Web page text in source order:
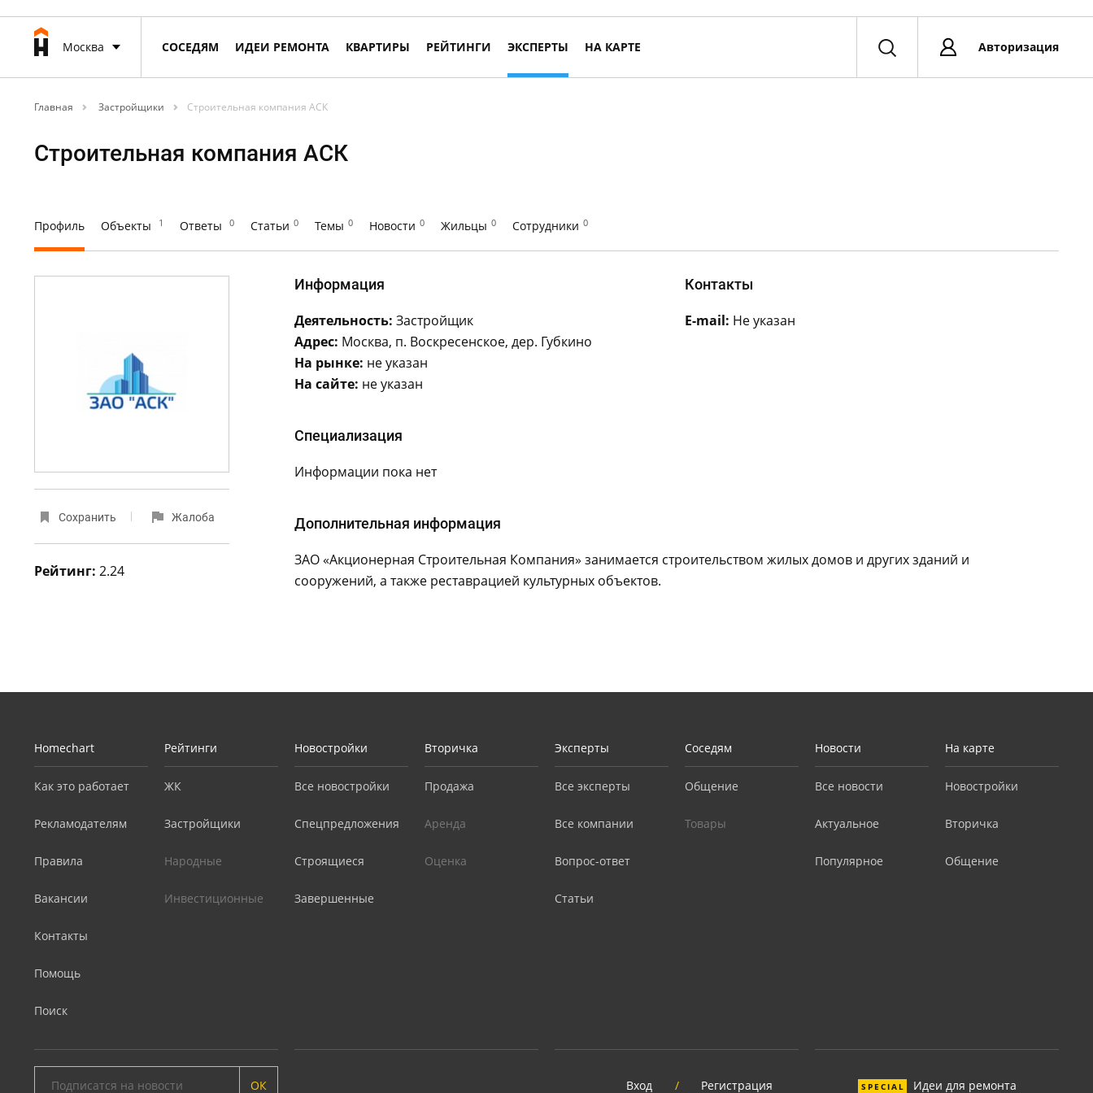
Москва СОСЕДЯМ ИДЕИ РЕМОНТА КВАРТИРЫ РЕЙТИНГИ ЭКСПЕРТЫ НА КАРТЕ Авторизация
Главная Застройщики Строительная компания АСК
Строительная компания АСК
Профиль Объекты 1 Ответы 0 Статьи 0 Темы 0 Новости 0 Жильцы 0 Сотрудники 0
Сохранить Жалоба
Рейтинг: 2.24
Информация
Деятельность: Застройщик
Адрес: Москва, п. Воскресенское, дер. Губкино
На рынке: не указан
На сайте: не указан
Контакты
E-mail: Не указан
Специализация
Информации пока нет
Дополнительная информация
ЗАО «Акционерная Строительная Компания» занимается строительством жилых домов и других зданий и
сооружений, а также реставрацией культурных объектов.
Homechart
Как это работает
Рекламодателям
Правила
Вакансии
Контакты
Помощь
Поиск
Рейтинги
ЖК
Застройщики
Народные
Инвестиционные
Новостройки
Все новостройки
Спецпредложения
Строящиеся
Завершенные
Вторичка
Продажа
Аренда
Оценка
Эксперты
Все эксперты
Все компании
Вопрос-ответ
Статьи
Соседям
Общение
Товары
Новости
Все новости
Актуальное
Популярное
На карте
Новостройки
Вторичка
Общение
ОК Вход / Регистрация SPECIAL Идеи для ремонта